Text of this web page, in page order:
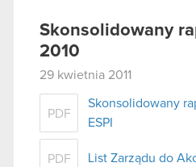
Skonsolidowany
2010
29 kwietnia 2011
PDF
Skonsolidowany
ESPI
PDF List Zarządu do